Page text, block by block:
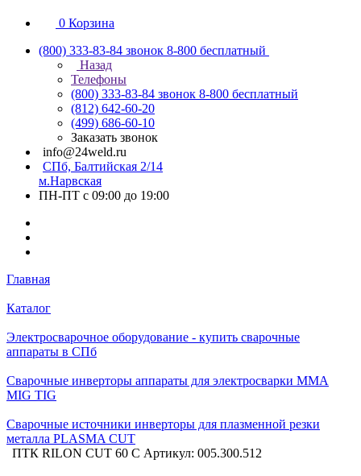
0 Корзина
(800) 333-83-84 звонок 8-800 бесплатный
Назад
Телефоны
(800) 333-83-84 звонок 8-800 бесплатный
(812) 642-60-20
(499) 686-60-10
Заказать звонок
info@24weld.ru
СПб, Балтийская 2/14
м.Нарвская
ПН-ПТ с 09:00 до 19:00
Главная
Каталог
Электросварочное оборудование - купить сварочные
аппараты в СПб
Сварочные инверторы аппараты для электросварки MMA
MIG TIG
Сварочные источники инверторы для плазменной резки
металла PLASMA CUT
ПТК RILON CUT 60 С Артикул: 005.300.512